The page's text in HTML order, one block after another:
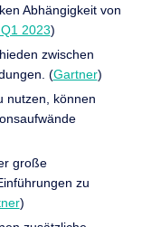
Abhängigkeit von
2023)
zwischen
(Gartner)
nutzen, können
große
zu
)